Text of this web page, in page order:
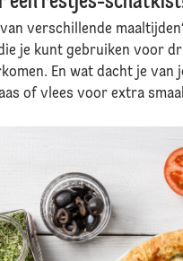
verschillende
je kunt gebruiken voor
En wat dacht je van
of vlees voor extra